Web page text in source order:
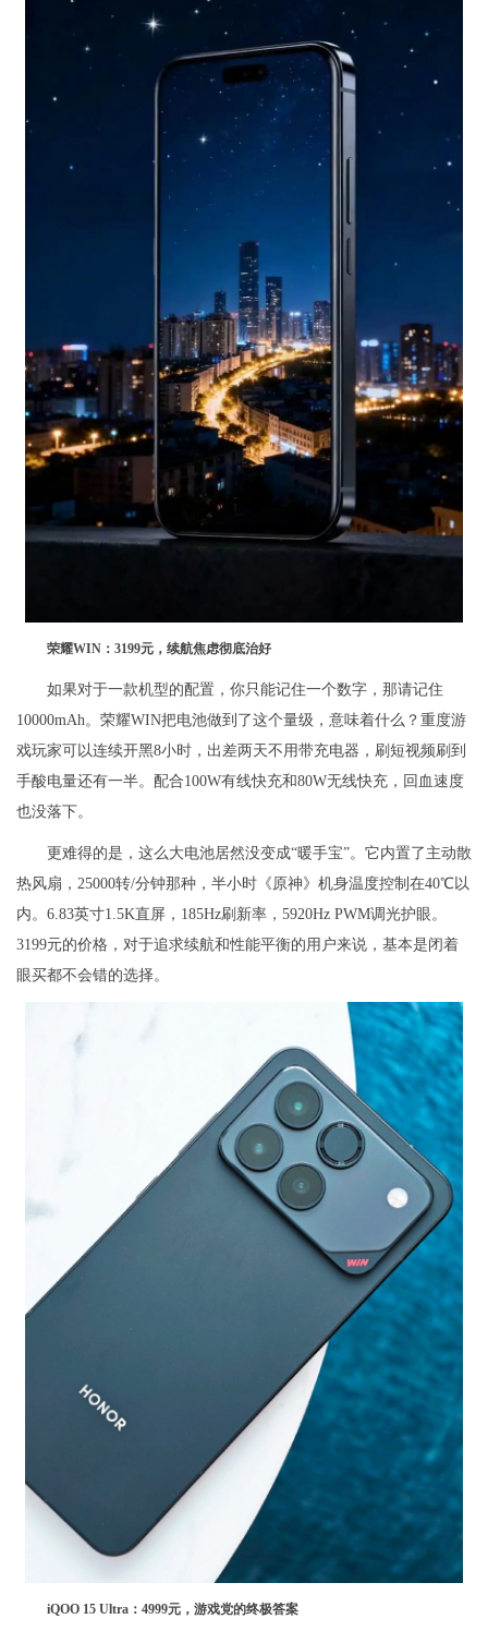
荣耀WIN：3199元，续航焦虑彻底治好
如果对于一款机型的配置，你只能记住一个数字，那请记住
10000mAh。荣耀WIN把电池做到了这个量级，意味着什么？重度游
戏玩家可以连续开黑8小时，出差两天不用带充电器，刷短视频刷到
手酸电量还有一半。配合100W有线快充和80W无线快充，回血速度
也没落下。
更难得的是，这么大电池居然没变成“暖手宝”。它内置了主动散
热风扇，25000转/分钟那种，半小时《原神》机身温度控制在40℃以
内。6.83英寸1.5K直屏，185Hz刷新率，5920Hz PWM调光护眼。
3199元的价格，对于追求续航和性能平衡的用户来说，基本是闭着
眼买都不会错的选择。
iQOO 15 Ultra：4999元，游戏党的终极答案